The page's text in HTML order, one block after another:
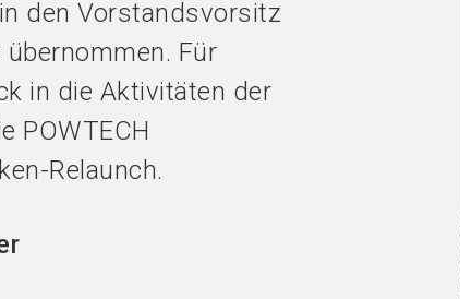
den Vorstandsvorsitz
Für
in die Aktivitäten der
POWTECH
Relaunch.